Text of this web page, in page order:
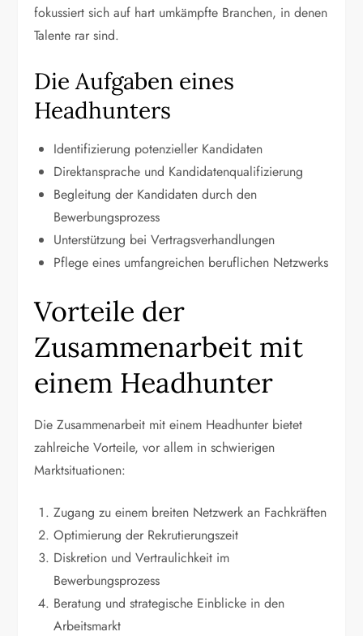
fokussiert sich auf hart umkämpfte Branchen, in denen
Talente rar sind.
Die Aufgaben eines
Headhunters
Identifizierung potenzieller Kandidaten
Direktansprache und Kandidatenqualifizierung
Begleitung der Kandidaten durch den
Bewerbungsprozess
Unterstützung bei Vertragsverhandlungen
Pflege eines umfangreichen beruflichen Netzwerks
Vorteile der
Zusammenarbeit mit
einem Headhunter
Die Zusammenarbeit mit einem Headhunter bietet
zahlreiche Vorteile, vor allem in schwierigen
Marktsituationen:
Zugang zu einem breiten Netzwerk an Fachkräften
Optimierung der Rekrutierungszeit
Diskretion und Vertraulichkeit im
Bewerbungsprozess
Beratung und strategische Einblicke in den
Arbeitsmarkt